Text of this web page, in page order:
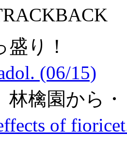
り！
(06/15)
林檎園から
of